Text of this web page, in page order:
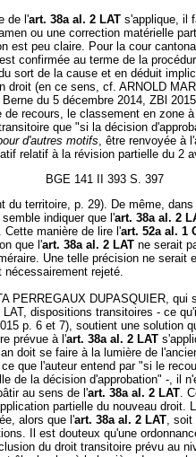
de l'art. 38a al. 2 LAT s'applique, il
ou une correction matérielle
est peu claire. Pour la cour
confirmée au terme de la
sort de la cause et en déduit
droit (en ce sens, cf. ARNOLD
du 5 décembre 2014, ZBl
de recours, le classement en zone
que "si la décision
d'autres motifs , être renvoyée à
relatif à la révision partielle du 2
BGE 141 II 393 S. 397
du territoire, p. 29). De même,
indiquer que l'art. 38a al. 2
Cette manière de lire l'art. 52a al. 1
que l'art. 38a al. 2 LAT ne serait
Une telle précision ne serait
rejeté.
PERREGAUX DUPASQUIER, qui
dispositions transitoires - ce
p. 6 et 7), soutient une solution
prévue à l'art. 38a al. 2 LAT
doit se faire à la lumière de
que l'auteur entend par "si le
de la décision d'approbation" -, il
au sens de l'art. 38a al. 2 LAT .
partielle du nouveau droit.
alors que l'art. 38a al. 2 LAT ,
Il est douteux qu'une
du droit transitoire prévu au